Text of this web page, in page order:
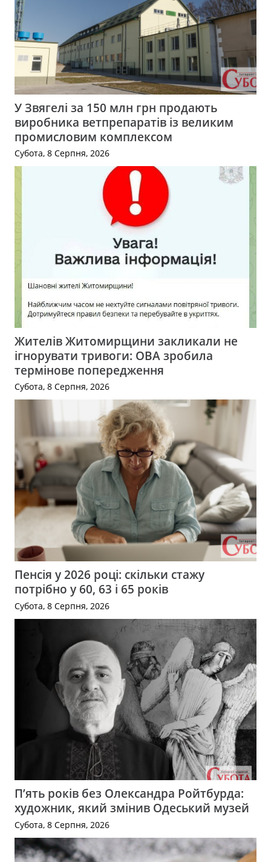
У Звягелі за 150 млн грн продають
виробника ветпрепаратів із великим
промисловим комплексом
Субота, 8 Серпня, 2026
Жителів Житомирщини закликали не
ігнорувати тривоги: ОВА зробила
термінове попередження
Субота, 8 Серпня, 2026
Пенсія у 2026 році: скільки стажу
потрібно у 60, 63 і 65 років
Субота, 8 Серпня, 2026
П’ять років без Олександра Ройтбурда:
художник, який змінив Одеський музей
Субота, 8 Серпня, 2026